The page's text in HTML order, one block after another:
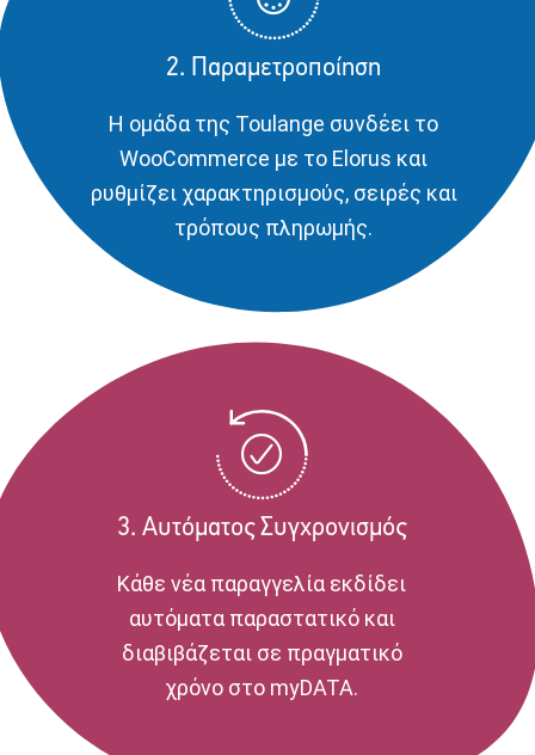
2. Παραμετροποίηση
Η ομάδα της Toulange συνδέει το
WooCommerce με το Elorus και
ρυθμίζει χαρακτηρισμούς, σειρές και
τρόπους πληρωμής.
3. Αυτόματος Συγχρονισμός
Κάθε νέα παραγγελία εκδίδει
αυτόματα παραστατικό και
διαβιβάζεται σε πραγματικό
χρόνο στο myDATA.